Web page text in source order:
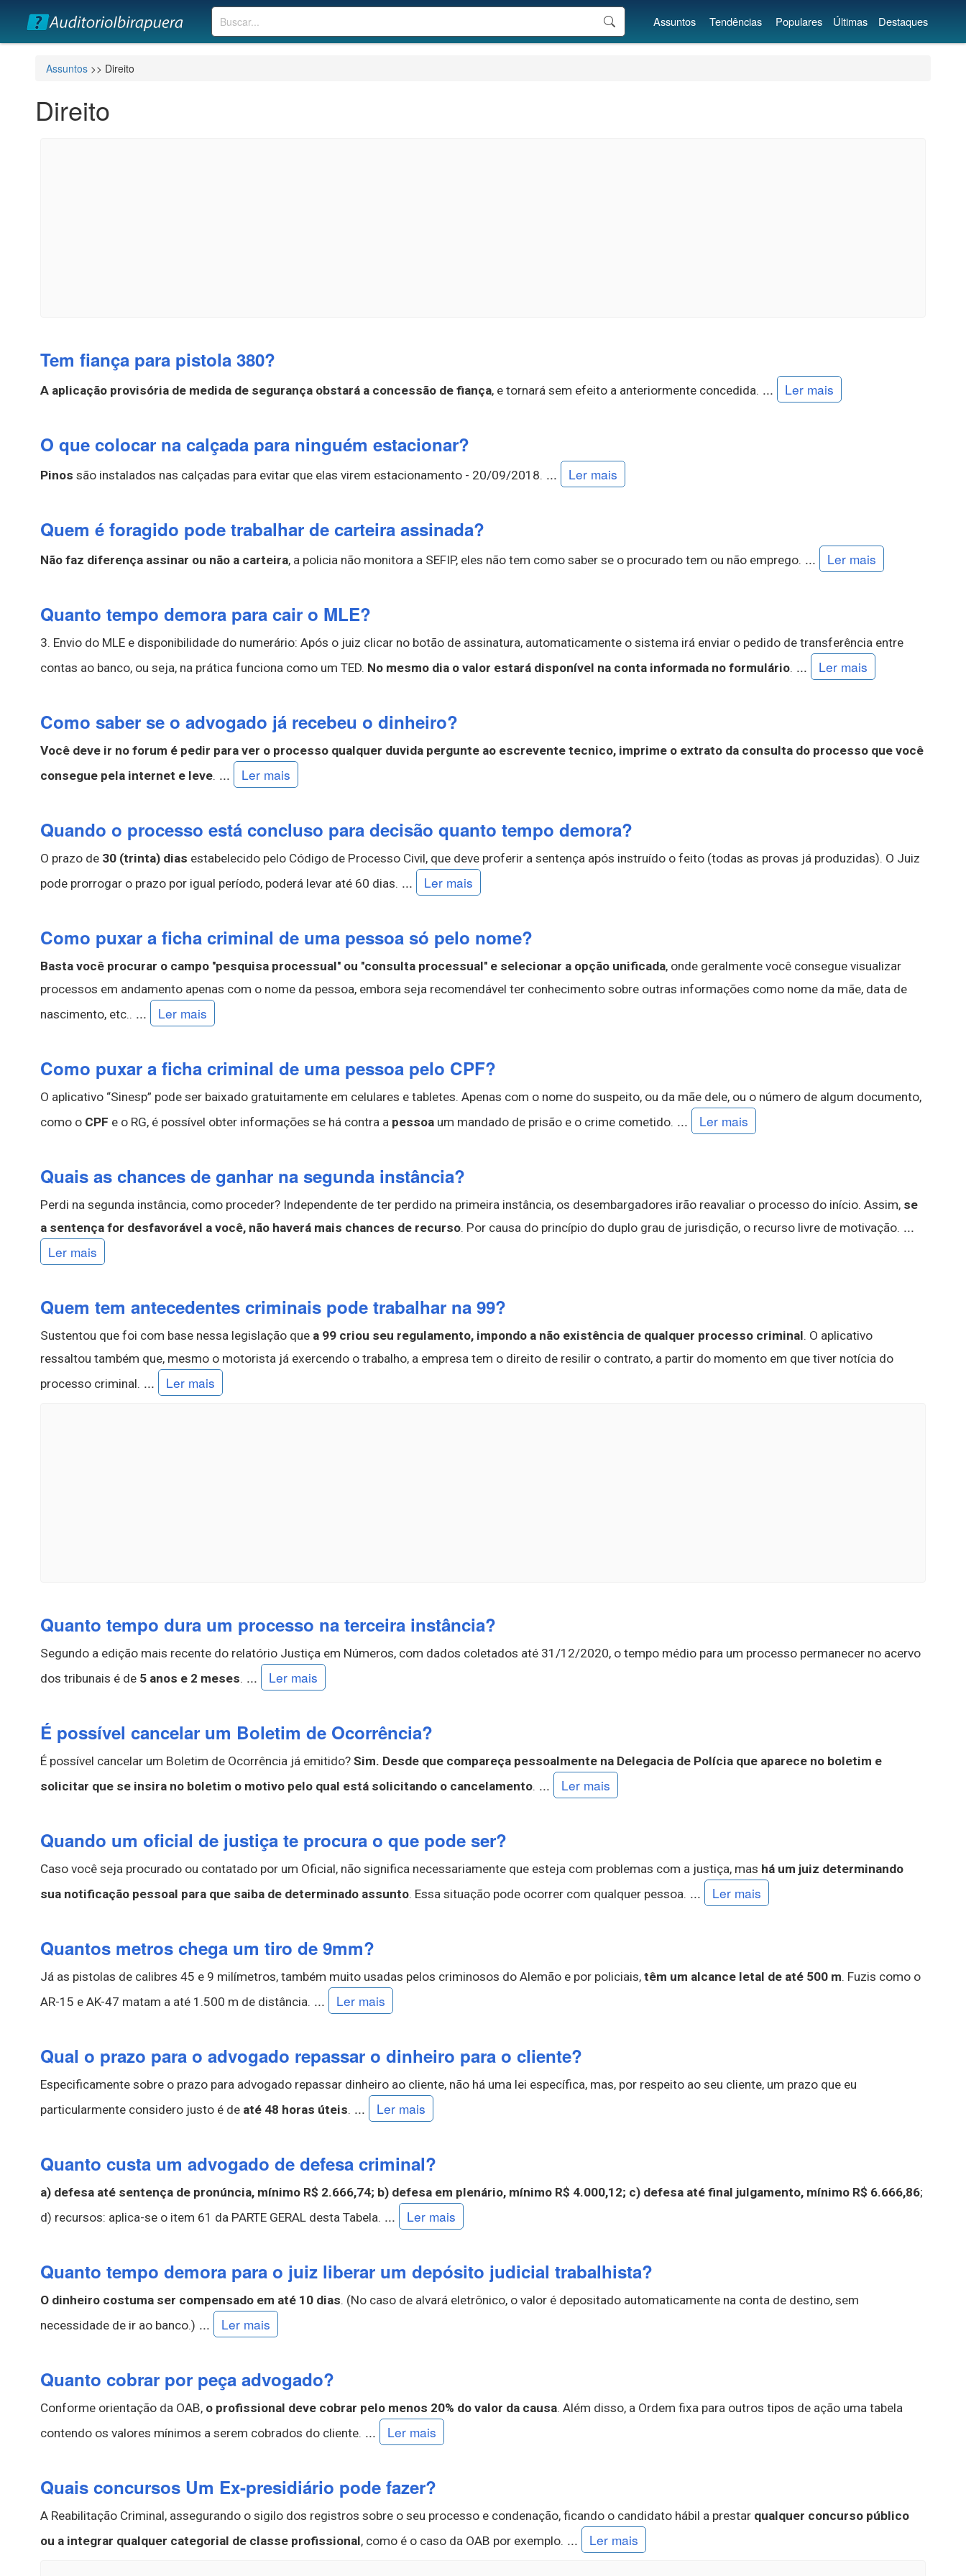
Buscar Assuntos Tendências Populares Últimas Destaques
Assuntos >> Direito
Direito
Tem fiança para pistola 380?
A aplicação provisória de medida de segurança obstará a concessão de fiança, e tornará sem efeito a anteriormente concedida. ... Ler mais
O que colocar na calçada para ninguém estacionar?
Pinos são instalados nas calçadas para evitar que elas virem estacionamento - 20/09/2018. ... Ler mais
Quem é foragido pode trabalhar de carteira assinada?
Não faz diferença assinar ou não a carteira, a policia não monitora a SEFIP, eles não tem como saber se o procurado tem ou não emprego. ... Ler mais
Quanto tempo demora para cair o MLE?
3. Envio do MLE e disponibilidade do numerário: Após o juiz clicar no botão de assinatura, automaticamente o sistema irá enviar o pedido de transferência entre
contas ao banco, ou seja, na prática funciona como um TED. No mesmo dia o valor estará disponível na conta informada no formulário. ... Ler mais
Como saber se o advogado já recebeu o dinheiro?
Você deve ir no forum é pedir para ver o processo qualquer duvida pergunte ao escrevente tecnico, imprime o extrato da consulta do processo que você
consegue pela internet e leve. ... Ler mais
Quando o processo está concluso para decisão quanto tempo demora?
O prazo de 30 (trinta) dias estabelecido pelo Código de Processo Civil, que deve proferir a sentença após instruído o feito (todas as provas já produzidas). O Juiz
pode prorrogar o prazo por igual período, poderá levar até 60 dias. ... Ler mais
Como puxar a ficha criminal de uma pessoa só pelo nome?
Basta você procurar o campo ''pesquisa processual'' ou ''consulta processual'' e selecionar a opção unificada, onde geralmente você consegue visualizar
processos em andamento apenas com o nome da pessoa, embora seja recomendável ter conhecimento sobre outras informações como nome da mãe, data de
nascimento, etc.. ... Ler mais
Como puxar a ficha criminal de uma pessoa pelo CPF?
O aplicativo “Sinesp” pode ser baixado gratuitamente em celulares e tabletes. Apenas com o nome do suspeito, ou da mãe dele, ou o número de algum documento,
como o CPF e o RG, é possível obter informações se há contra a pessoa um mandado de prisão e o crime cometido. ... Ler mais
Quais as chances de ganhar na segunda instância?
Perdi na segunda instância, como proceder? Independente de ter perdido na primeira instância, os desembargadores irão reavaliar o processo do início. Assim, se
a sentença for desfavorável a você, não haverá mais chances de recurso. Por causa do princípio do duplo grau de jurisdição, o recurso livre de motivação. ...
Ler mais
Quem tem antecedentes criminais pode trabalhar na 99?
Sustentou que foi com base nessa legislação que a 99 criou seu regulamento, impondo a não existência de qualquer processo criminal. O aplicativo
ressaltou também que, mesmo o motorista já exercendo o trabalho, a empresa tem o direito de resilir o contrato, a partir do momento em que tiver notícia do
processo criminal. ... Ler mais
Quanto tempo dura um processo na terceira instância?
Segundo a edição mais recente do relatório Justiça em Números, com dados coletados até 31/12/2020, o tempo médio para um processo permanecer no acervo
dos tribunais é de 5 anos e 2 meses. ... Ler mais
É possível cancelar um Boletim de Ocorrência?
É possível cancelar um Boletim de Ocorrência já emitido? Sim. Desde que compareça pessoalmente na Delegacia de Polícia que aparece no boletim e
solicitar que se insira no boletim o motivo pelo qual está solicitando o cancelamento. ... Ler mais
Quando um oficial de justiça te procura o que pode ser?
Caso você seja procurado ou contatado por um Oficial, não significa necessariamente que esteja com problemas com a justiça, mas há um juiz determinando
sua notificação pessoal para que saiba de determinado assunto. Essa situação pode ocorrer com qualquer pessoa. ... Ler mais
Quantos metros chega um tiro de 9mm?
Já as pistolas de calibres 45 e 9 milímetros, também muito usadas pelos criminosos do Alemão e por policiais, têm um alcance letal de até 500 m. Fuzis como o
AR-15 e AK-47 matam a até 1.500 m de distância. ... Ler mais
Qual o prazo para o advogado repassar o dinheiro para o cliente?
Especificamente sobre o prazo para advogado repassar dinheiro ao cliente, não há uma lei específica, mas, por respeito ao seu cliente, um prazo que eu
particularmente considero justo é de até 48 horas úteis. ... Ler mais
Quanto custa um advogado de defesa criminal?
a) defesa até sentença de pronúncia, mínimo R$ 2.666,74; b) defesa em plenário, mínimo R$ 4.000,12; c) defesa até final julgamento, mínimo R$ 6.666,86;
d) recursos: aplica-se o item 61 da PARTE GERAL desta Tabela. ... Ler mais
Quanto tempo demora para o juiz liberar um depósito judicial trabalhista?
O dinheiro costuma ser compensado em até 10 dias. (No caso de alvará eletrônico, o valor é depositado automaticamente na conta de destino, sem
necessidade de ir ao banco.) ... Ler mais
Quanto cobrar por peça advogado?
Conforme orientação da OAB, o profissional deve cobrar pelo menos 20% do valor da causa. Além disso, a Ordem fixa para outros tipos de ação uma tabela
contendo os valores mínimos a serem cobrados do cliente. ... Ler mais
Quais concursos Um Ex-presidiário pode fazer?
A Reabilitação Criminal, assegurando o sigilo dos registros sobre o seu processo e condenação, ficando o candidato hábil a prestar qualquer concurso público
ou a integrar qualquer categorial de classe profissional, como é o caso da OAB por exemplo. ... Ler mais